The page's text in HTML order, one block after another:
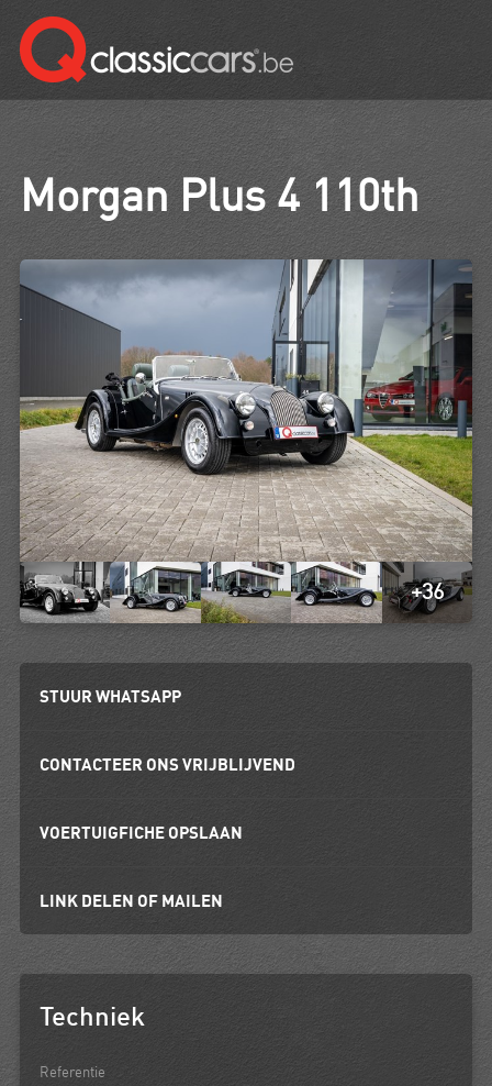
Morgan Plus 4 110th
+36
STUUR WHATSAPP
CONTACTEER ONS VRIJBLIJVEND
VOERTUIGFICHE OPSLAAN
LINK DELEN OF MAILEN
Techniek
Referentie